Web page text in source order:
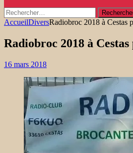
Rechercher :
AccueilDiversRadiobroc 2018 à Cestas
Radiobroc 2018 à
16 mars 2018